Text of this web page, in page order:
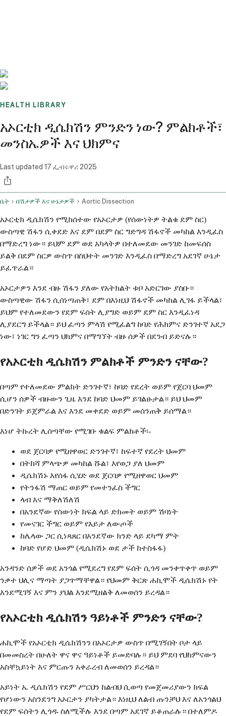
HEALTH LIBRARY
አኦርቲክ ዲሴክሽን ምንድን ነው? ምልክቶች፣
መንስኤዎች እና ህክምና
Last updated 17 ፌብሩዋሪ 2025
ቤት በሽታዎች እና ሁኔታዎች Aortic Dissection
አኦርቲክ ዲሴክሽን የሚከሰተው የአኦርታዎ (የሰውነትዎ ትልቁ ደም ስር)
ውስጣዊ ሽፋን ሲቀደድ እና ደም በደም ስር ግድግዳ ሽፋኖች መካከል እንዲፈስ
በማድረግ ነው። ይህም ደም ወደ አካላትዎ በተለመደው መንገድ ከመፍሰስ
ይልቅ በደም ስርዎ ውስጥ በስህተት መንገድ እንዲፈስ በማድረግ አደገኛ ሁኔታ
ይፈጥራል።
አኦርታዎን እንደ ብዙ ሽፋን ያለው የአትክልት ቱቦ አድርገው ያስቡ።
ውስጣዊው ሽፋን ሲሰነጣጠቅ፣ ደም በእነዚህ ሽፋኖች መካከል ሊገፋ ይችላል፣
ይህም የተለመደውን የደም ፍሰት ሊያግድ ወይም ደም ስር እንዲፈነዳ
ሊያደርግ ይችላል። ይህ ፈጣን ምላሽ የሚፈልግ ከባድ የሕክምና ድንገተኛ አደጋ
ነው፣ ነገር ግን ፈጣን ህክምና በማግኘት ብዙ ሰዎች በደንብ ይድናሉ።
የአኦርቲክ ዲሴክሽን ምልክቶች ምንድን ናቸው?
በጣም የተለመደው ምልክት ድንገተኛ፣ ከባድ የደረት ወይም የጀርባ ህመም
ሲሆን ሰዎች ብዙውን ጊዜ እንደ ከባድ ህመም ይገልፁታል። ይህ ህመም
በድንገት ይጀምራል እና እንደ መቀደድ ወይም መሰንጠቅ ይሰማል።
እነሆ ትኩረት ሊሰጣቸው የሚገቡ ቁልፍ ምልክቶች፡-
ወደ ጀርባዎ የሚዘዋወር ድንገተኛ፣ ከፍተኛ የደረት ህመም
በትከሻ ምላጭዎ መካከል ሹል፣ እየወጋ ያለ ህመም
ዲሴክሽኑ እየሰፋ ሲሄድ ወደ ጀርባዎ የሚዘዋወር ህመም
የትንፋሽ ማጠር ወይም የመተንፈስ ችግር
ላብ እና ማቅለሽለሽ
በአንደኛው የሰውነት ክፍል ላይ ድክመት ወይም ሽባነት
የመናገር ችግር ወይም የእይታ ለውጦች
ከሌላው ጋር ሲነጻጸር በአንደኛው ክንድ ላይ ደካማ ምት
ከባድ የሆድ ህመም (ዲሴክሽኑ ወደ ታች ከተስፋፋ)
አንዳንድ ሰዎች ወደ አንጎል የሚደረግ የደም ፍሰት ሲጎዳ መንቀጥቀጥ ወይም
ንቃተ ህሊና ማጣት ያጋጥማቸዋል። የህመም ቅርጽ ሐኪሞች ዲሴክሽኑ የት
እንደሚገኝ እና ምን ያህል እንደሚዘልቅ ለመወሰን ይረዳል።
የአኦርቲክ ዲሴክሽን ዓይነቶች ምንድን ናቸው?
ሐኪሞች የአኦርቲክ ዲሴክሽንን በአኦርታዎ ውስጥ በሚገኝበት ቦታ ላይ
በመመስረት በሁለት ዋና ዋና ዓይነቶች ይመድባሉ። ይህ ምደባ የህክምናውን
አስቸኳይነት እና ምርጡን አቀራረብ ለመወሰን ይረዳል።
አይነት ኤ ዲሴክሽን የደም ሥርህን ከልብህ ሲወጣ የመጀመሪያውን ክፍል
የሆነውን አስንደንግ አኦርታን ያካትታል። እነዚህ ለልብ ጡንቻህ እና ለአንጎልህ
የደም ፍሰትን ሊጎዱ ስለሚችሉ እንደ በጣም አደገኛ ይቆጠራሉ። በተለምዶ